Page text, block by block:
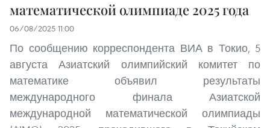
математической олимпиаде 2025 года
06/08/2025 11:00
По сообщению корреспондента ВИА в Токио, 5
августа Азиатский олимпийский комитет по
математике объявил результаты
международного финала Азиатской
международной математической олимпиады